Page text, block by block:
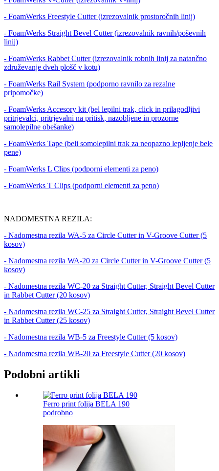
- FoamWerks Freestyle Cutter (izrezovalnik prostoročnih linij)
- FoamWerks Straight Bevel Cutter (izrezovalnik ravnih/poševnih
linij)
- FoamWerks Rabbet Cutter (izrezovalnik robnih linij za natančno
združevanje dveh plošč v kotu)
- FoamWerks Rail System (podporno ravnilo za rezalne
pripomočke)
- FoamWerks Accesory kit (bel lepilni trak, click in prilagodljivi
pritrjevalci, pritrjevalni na pritisk, nazobljene in prozorne
samolepilne obešanke)
- FoamWerks Tape (beli somolepilni trak za neopazno lepljenje bele
pene)
- FoamWerks L Clips (podporni elementi za peno)
- FoamWerks T Clips (podporni elementi za peno)
NADOMESTNA REZILA:
- Nadomestna rezila WA-5 za Circle Cutter in V-Groove Cutter (5
kosov)
- Nadomestna rezila WA-20 za Circle Cutter in V-Groove Cutter (5
kosov)
- Nadomestna rezila WC-20 za Straight Cutter, Straight Bevel Cutter
in Rabbet Cutter (20 kosov)
- Nadomestna rezila WC-25 za Straight Cutter, Straight Bevel Cutter
in Rabbet Cutter (25 kosov)
- Nadomestna rezila WB-5 za Freestyle Cutter (5 kosov)
- Nadomestna rezila WB-20 za Freestyle Cutter (20 kosov)
Podobni artikli
Ferro print folija BELA 190
podrobno